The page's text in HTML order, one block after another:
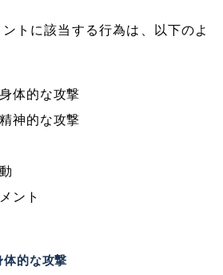
トに該当する行為は、以下のよ
体的な攻撃
神的な攻撃
ント
体的な攻撃